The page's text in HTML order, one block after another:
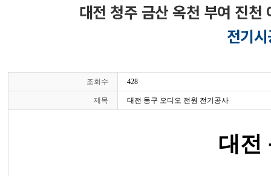
대전 청주 금산 옥천 부여 진천
전기
조회수 428
제목 대전 동구 오디오 전원 전기공사
대전